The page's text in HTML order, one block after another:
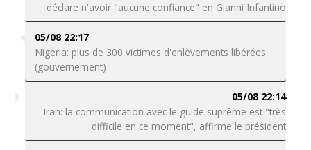
déclare n'avoir "aucune confiance" en Gianni Infantino
05/08 22:17
Nigeria: plus de 300 victimes d'enlèvements libérées
(gouvernement)
05/08 22:14
Iran: la communication avec le guide suprême est "très
difficile en ce moment", affirme le président